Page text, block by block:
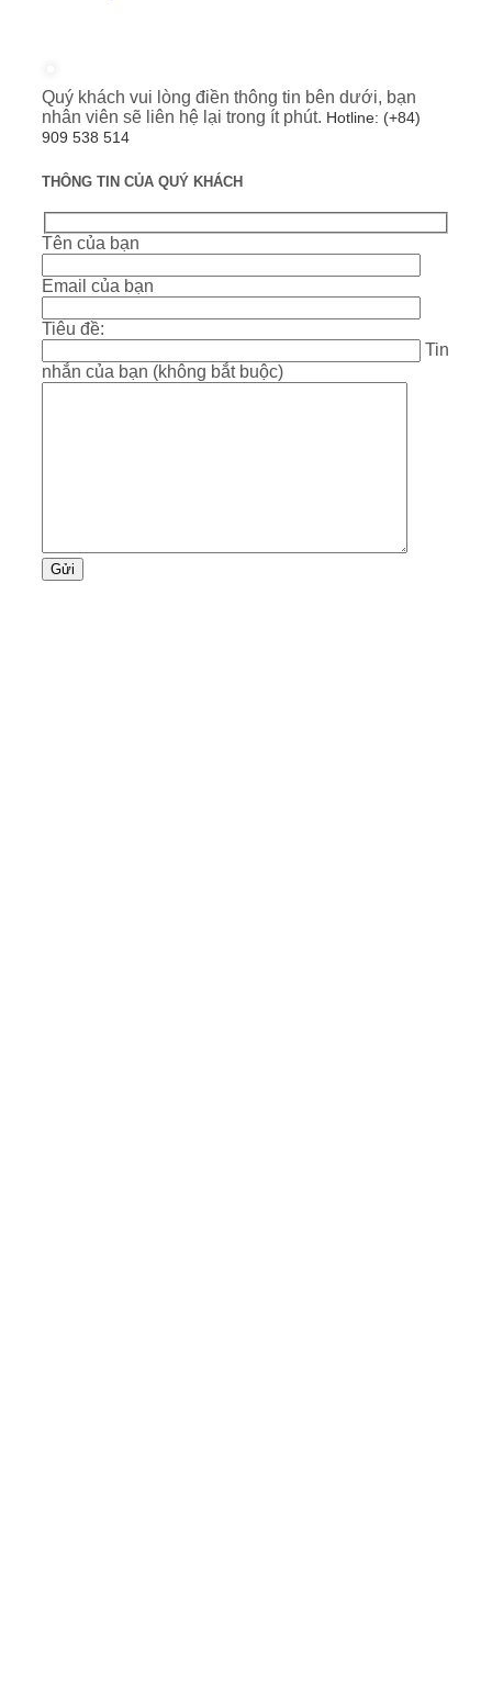
Quý khách vui lòng điền thông tin bên dưới, bạn
nhân viên sẽ liên hệ lại trong ít phút. Hotline: (+84)
909 538 514
THÔNG TIN CỦA QUÝ KHÁCH
Tên của bạn
Email của bạn
Tiêu đề:
Tin
nhắn của bạn (không bắt buộc)